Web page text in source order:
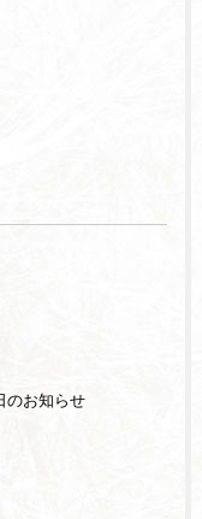
お知らせ